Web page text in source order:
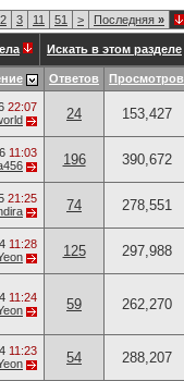
2 3 11 51 > Последняя »
Искать в этом разделе
Ответов Просмотров
22:07
24 153,427
11:03
196 390,672
21:25
74 278,551
11:28
125 297,988
11:24
59 262,270
11:23
54 288,207